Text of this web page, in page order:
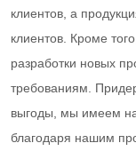
клиентов, а
клиентов. Кроме
разработки новых
требованиям.
выгоды, мы имеем
благодаря нашим